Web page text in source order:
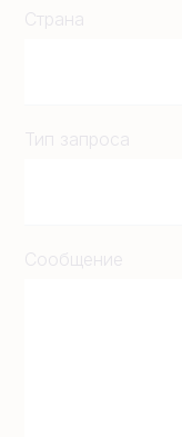
Страна
Тип запроса
Сообщение